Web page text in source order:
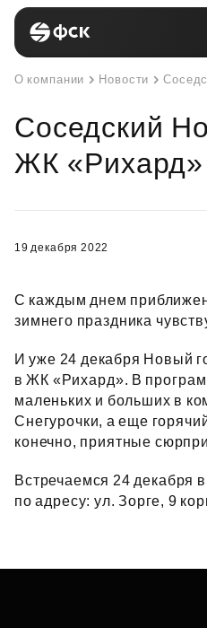
О компании Новости
Соседский
ЖК «Рихард»
19 декабря 2022
С каждым днем
зимнего праздника
И уже 24 декабря Новый
в ЖК «Рихард». В
маленьких и больших в
Снегурочки, а еще
конечно, приятные
Встречаемся 24 декабря
по адресу: ул. Зорге, 9